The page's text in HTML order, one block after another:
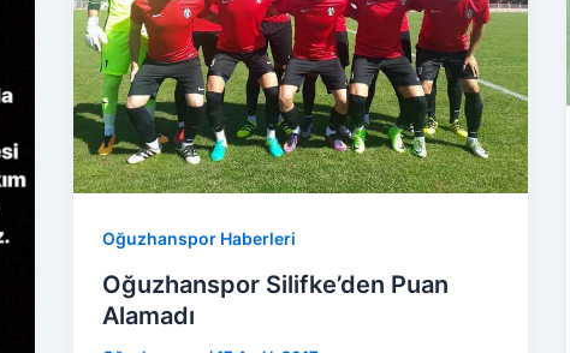
Oğuzhanspor Haberleri
Oğuzhanspor Silifke’den Puan
Alamadı